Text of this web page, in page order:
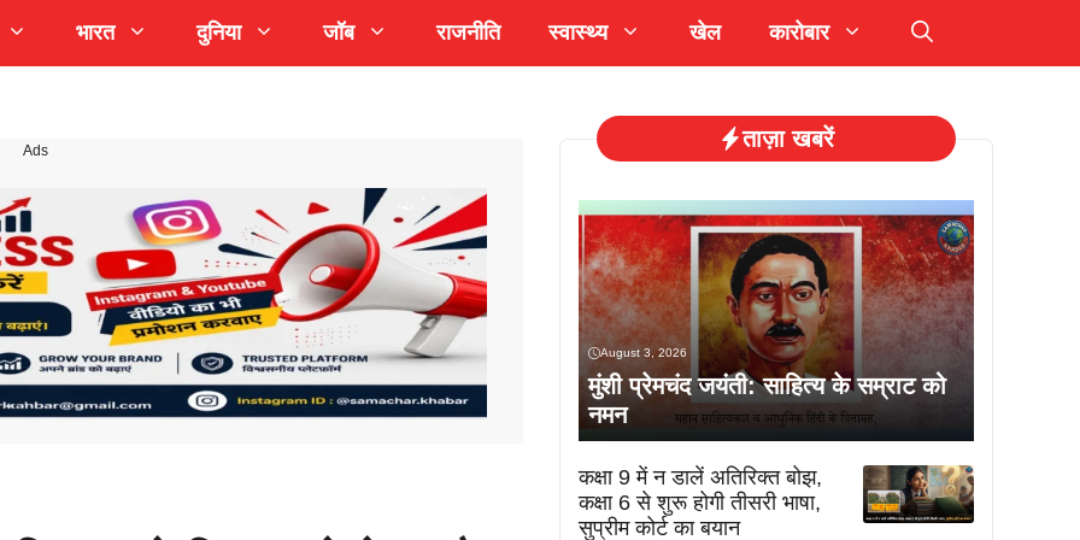
भारत दुनिया जॉब राजनीति स्वास्थ्य खेल कारोबार
Ads ताज़ा खबरें
August 3, 2026
मुंशी प्रेमचंद जयंती: साहित्य के सम्राट को
नमन
कक्षा 9 में न डालें अतिरिक्त बोझ,
कक्षा 6 से शुरू होगी तीसरी भाषा,
सुप्रीम कोर्ट का बयान